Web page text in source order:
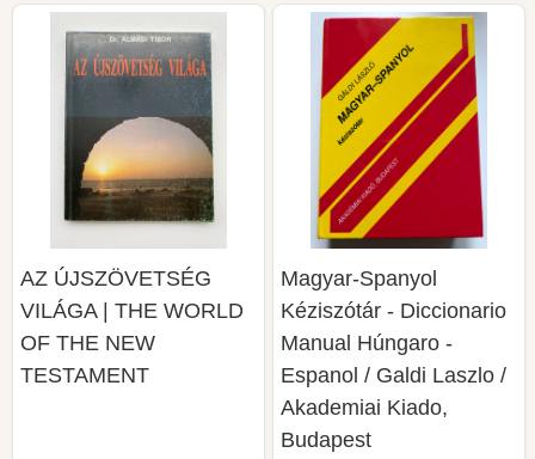
AZ ÚJSZÖVETSÉG
VILÁGA | THE WORLD
OF THE NEW
TESTAMENT
Magyar-Spanyol
Kéziszótár - Diccionario
Manual Húngaro -
Espanol / Galdi Laszlo /
Akademiai Kiado,
Budapest